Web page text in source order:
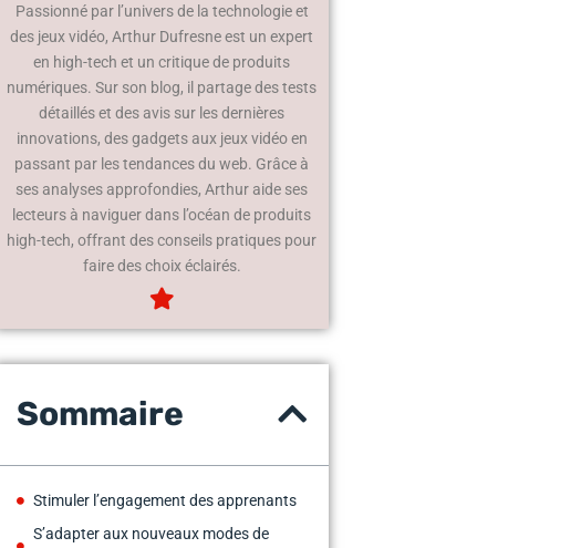
Passionné par l’univers de la technologie et
des jeux vidéo, Arthur Dufresne est un expert
en high-tech et un critique de produits
numériques. Sur son blog, il partage des tests
détaillés et des avis sur les dernières
innovations, des gadgets aux jeux vidéo en
passant par les tendances du web. Grâce à
ses analyses approfondies, Arthur aide ses
lecteurs à naviguer dans l’océan de produits
high-tech, offrant des conseils pratiques pour
faire des choix éclairés.
Sommaire
Stimuler l’engagement des apprenants
S’adapter aux nouveaux modes de